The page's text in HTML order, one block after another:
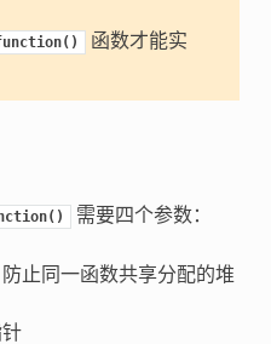
函数才能实
需要四个参数：
止同一函数共享分配的堆